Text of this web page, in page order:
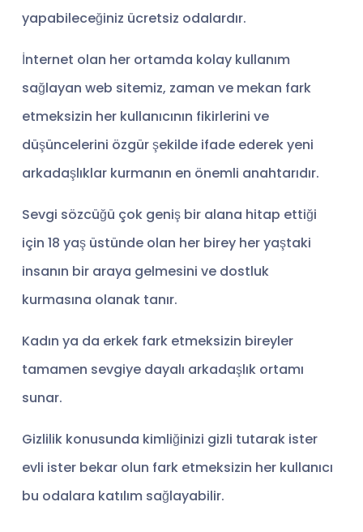
yapabileceğiniz ücretsiz odalardır.
İnternet olan her ortamda kolay kullanım
sağlayan web sitemiz, zaman ve mekan fark
etmeksizin her kullanıcının fikirlerini ve
düşüncelerini özgür şekilde ifade ederek yeni
arkadaşlıklar kurmanın en önemli anahtarıdır.
Sevgi sözcüğü çok geniş bir alana hitap ettiği
için 18 yaş üstünde olan her birey her yaştaki
insanın bir araya gelmesini ve dostluk
kurmasına olanak tanır.
Kadın ya da erkek fark etmeksizin bireyler
tamamen sevgiye dayalı arkadaşlık ortamı
sunar.
Gizlilik konusunda kimliğinizi gizli tutarak ister
evli ister bekar olun fark etmeksizin her kullanıcı
bu odalara katılım sağlayabilir.